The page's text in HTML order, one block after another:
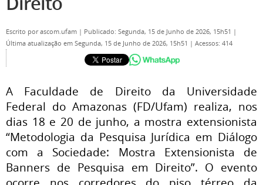
Escrito porascom.ufam | Publicado: Segunda, 15 de Junho de 2026, 15h51 |
Última atualização em Segunda, 15 de Junho de 2026, 15h51 | Acessos: 414
A Faculdade de Direito da Universidade
Federal do Amazonas (FD/Ufam) realiza, nos
dias 18 e 20 de junho, a mostra extensionista
“Metodologia da Pesquisa Jurídica em Diálogo
com a Sociedade: Mostra Extensionista de
Banners de Pesquisa em Direito”. O evento